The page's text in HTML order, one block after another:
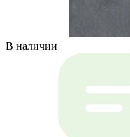
В наличии